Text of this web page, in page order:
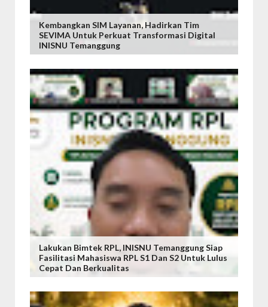
Kembangkan SIM Layanan, Hadirkan Tim
SEVIMA Untuk Perkuat Transformasi Digital
INISNU Temanggung
Lakukan Bimtek RPL, INISNU Temanggung Siap
Fasilitasi Mahasiswa RPL S1 Dan S2 Untuk Lulus
Cepat Dan Berkualitas